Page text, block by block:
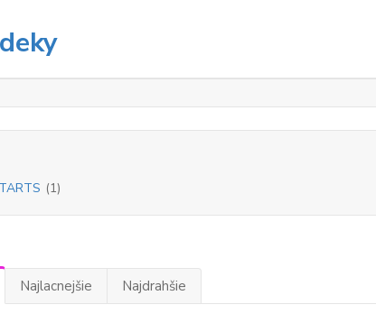
(1)
Najlacnejšie Najdrahšie